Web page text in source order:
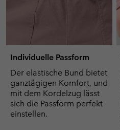
Individuelle Passform
Der elastische Bund bietet
ganztägigen Komfort, und
mit dem Kordelzug lässt
sich die Passform perfekt
einstellen.